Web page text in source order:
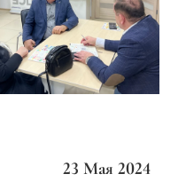
23 Мая 2024